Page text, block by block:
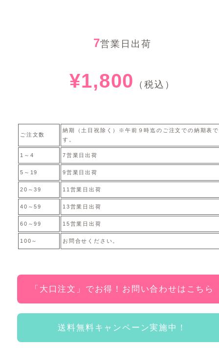
7営業日出荷
¥1,800 （税込）
ご注文数
納期（土日祝除く）※午前９時迄のご注文での納期表で
す。
1～4 7営業日出荷
5～19 9営業日出荷
20～39 11営業日出荷
40～59 13営業日出荷
60～99 15営業日出荷
100～ お問合せください。
「大口注文」でお得！お問い合わせはこちら
送料無料キャンペーン実施中！